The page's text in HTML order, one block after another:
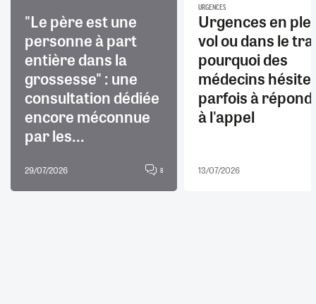
"Le père est une
personne à part
entière dans la
grossesse" : une
consultation dédiée
encore méconnue
par les...
29/07/2026 8
URGENCES
Urgences en
vol ou dans le
pourquoi des
médecins
parfois à
à l'appel
13/07/2026